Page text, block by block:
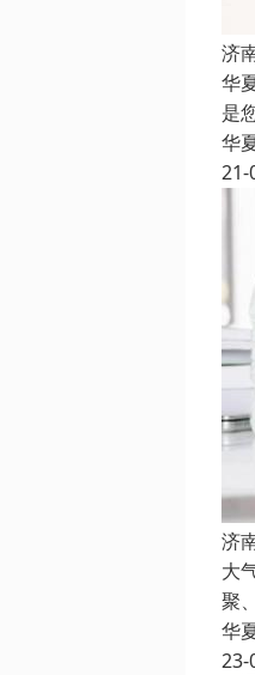
济
华
是
华
21-
济
大
聚
华
23-